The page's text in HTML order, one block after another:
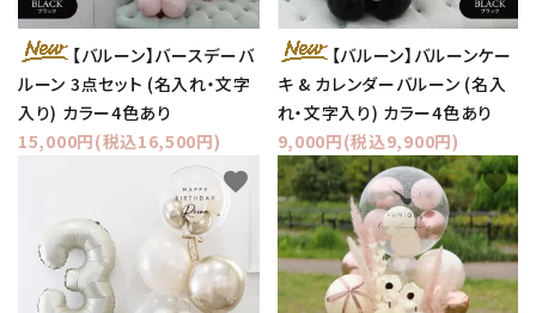
【バルーン】バースデーバ
ルーン 3点セット (名入れ・文字
入り) カラー4色あり
15,000円(税込16,500円)
【バルーン】バルーンケー
キ & カレンダーバルーン (名入
れ・文字入り) カラー4色あり
9,000円(税込9,900円)
favorite favorite